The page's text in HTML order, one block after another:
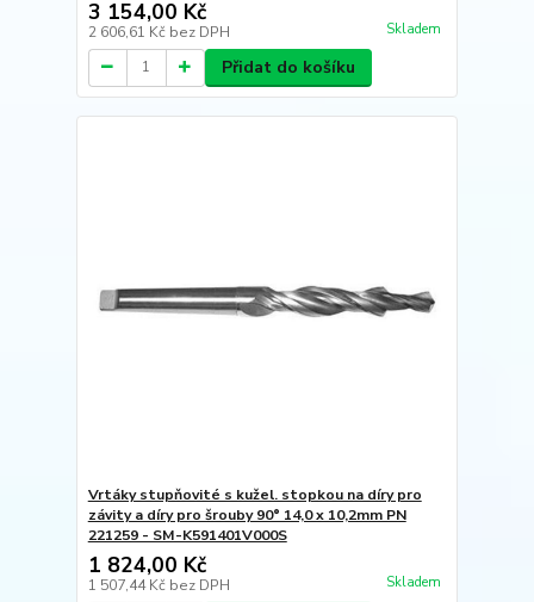
3 154,00 Kč
2 606,61 Kč bez DPH Skladem
Přidat do košíku
Vrtáky stupňovité s kužel. stopkou na díry pro
závity a díry pro šrouby 90° 14,0 x 10,2mm PN
221259 - SM-K591401V000S
1 824,00 Kč
1 507,44 Kč bez DPH Skladem